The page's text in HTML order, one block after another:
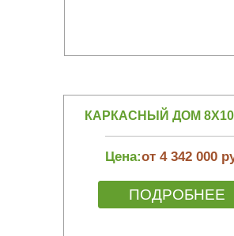
КАРКАСНЫЙ ДОМ 8Х10
Цена:от 4 342 000
ПОДРОБНЕЕ